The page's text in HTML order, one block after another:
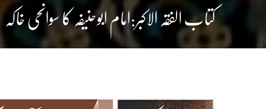
کتاب الفقہ الاکبر:امام ابوحنیفہ کا سوانحی خاکہ